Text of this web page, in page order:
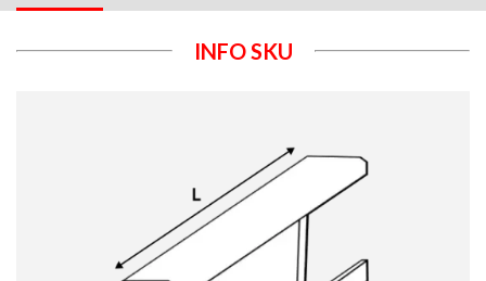
INFO SKU